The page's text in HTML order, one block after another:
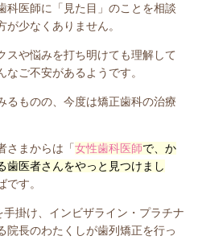
科医師に「見た目」のことを相談
少なくありません。
スや悩みを打ち明けても理解して
ご不安があるようです。
るものの、今度は矯正歯科の治療
さまからは「女性歯科医師で、か
歯医者さんをやっと見つけまし
です。
手掛け、インビザライン・プラチナ
院長のわたくしが歯列矯正を行っ